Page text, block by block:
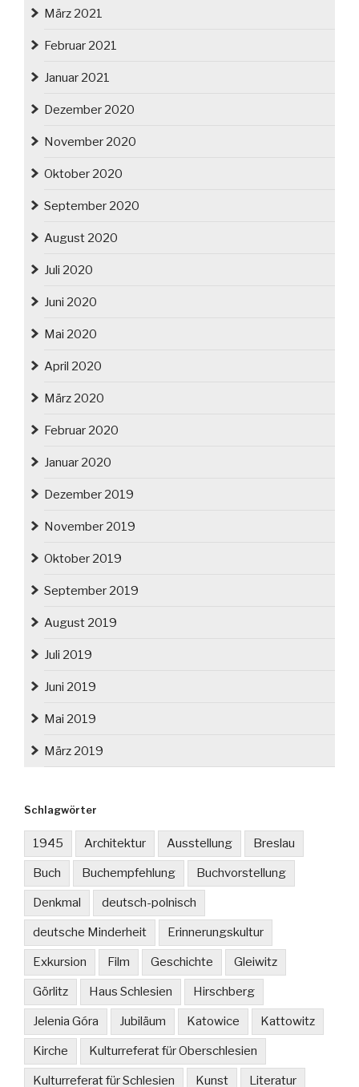
März 2021
Februar 2021
Januar 2021
Dezember 2020
November 2020
Oktober 2020
September 2020
August 2020
Juli 2020
Juni 2020
Mai 2020
April 2020
März 2020
Februar 2020
Januar 2020
Dezember 2019
November 2019
Oktober 2019
September 2019
August 2019
Juli 2019
Juni 2019
Mai 2019
März 2019
Schlagwörter
1945 Architektur Ausstellung Breslau
Buch Buchempfehlung Buchvorstellung
Denkmal deutsch-polnisch
deutsche Minderheit Erinnerungskultur
Exkursion Film Geschichte Gleiwitz
Görlitz Haus Schlesien Hirschberg
Jelenia Góra Jubiläum Katowice Kattowitz
Kirche Kulturreferat für Oberschlesien
Kulturreferat für Schlesien Kunst Literatur